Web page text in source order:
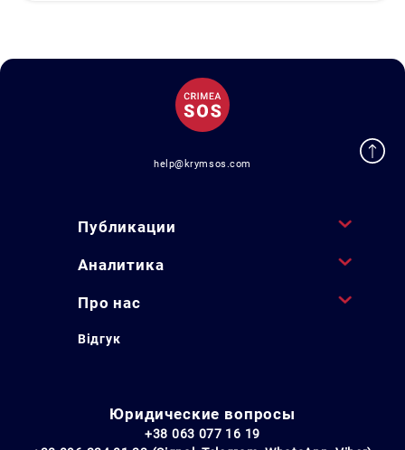
help@krymsos.com
Публикации
Аналитика
Про нас
Відгук
Юридические вопросы
+38 063 077 16 19